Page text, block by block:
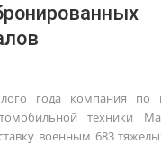
года компания по
техники
военным 683